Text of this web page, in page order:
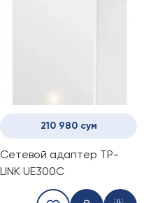
210 980 сум
Сетевой адаптер TP-
LINK UE300C